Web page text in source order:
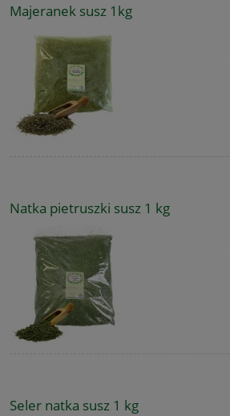
Majeranek susz 1kg
Natka pietruszki susz 1 kg
Seler natka susz 1 kg